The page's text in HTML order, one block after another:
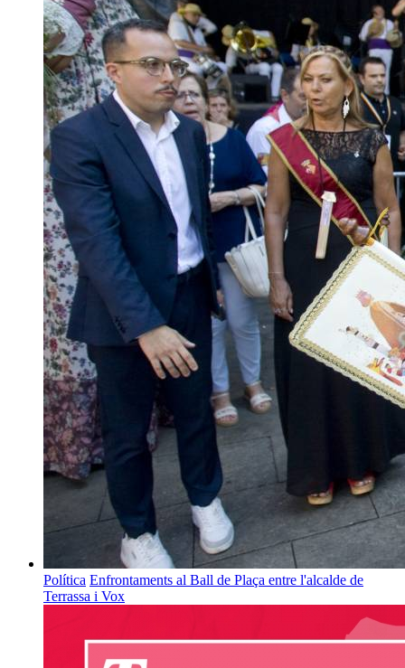
Política Enfrontaments al Ball de Plaça entre l'alcalde de
Terrassa i Vox